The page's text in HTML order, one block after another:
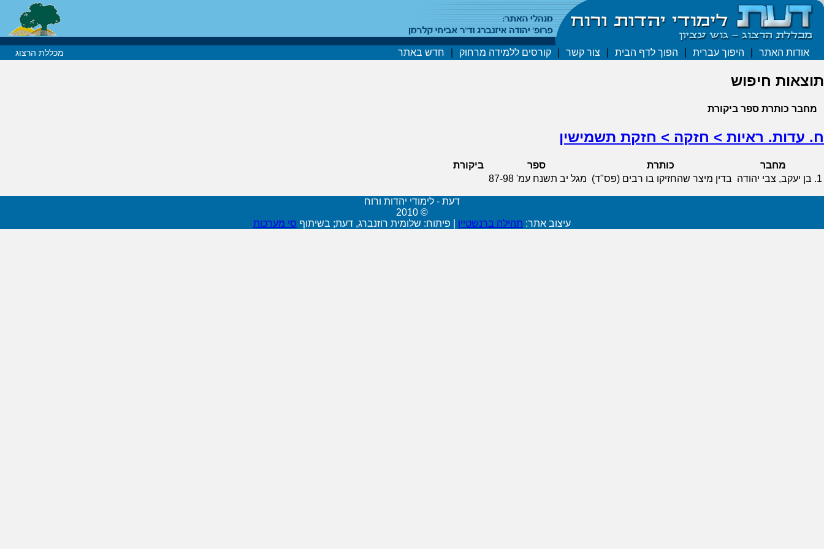
אודות האתר היפוך עברית הפוך לדף הבית צור קשר קורסים ללמידה מרחוק חדש באתר מכללת הרצוג
תוצאות חיפוש
מחבר כותרת ספר ביקורת
ח. עדות. ראיות > חזקה > חזקת תשמישין
מחבר כותרת ספר
ביקורת
1. בן יעקב, צבי יהודה בדין מיצר שהחזיקו בו רבים (פס"ד) מגל יב תשנח עמ' 87-98
דעת - לימודי יהדות ורוח
© 2010
עיצוב אתר: תהילה ברנשטיין פיתוח: שלומית רוזנברג, דעת; בשיתוף סי מערכות